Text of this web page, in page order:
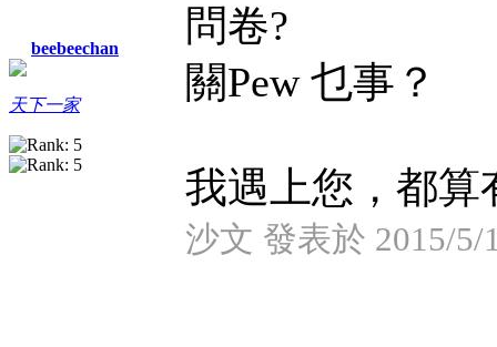
beebeechan
天下一家
問卷?
關Pew 乜事？
我遇上您，都算
沙文 發表於 2015/5/